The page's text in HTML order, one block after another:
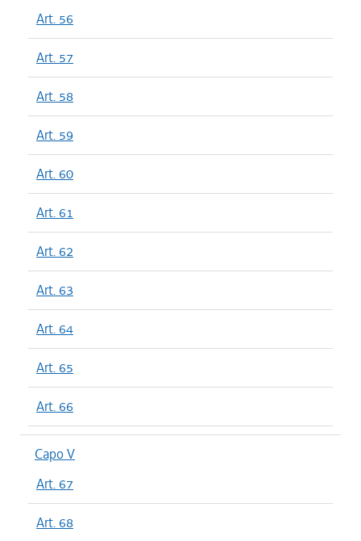
Art. 56
Art. 57
Art. 58
Art. 59
Art. 60
Art. 61
Art. 62
Art. 63
Art. 64
Art. 65
Art. 66
Capo V
Art. 67
Art. 68